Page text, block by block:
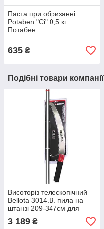
Паста при обризанні
Potaben "Ci" 0,5 кг
Потабен
635 ₴
Подібні товари компанії
Висоторіз телескопічний
Bellota 3014.В. пила на
штанзі 209-347см для
Беллота Іспанія
3 189 ₴